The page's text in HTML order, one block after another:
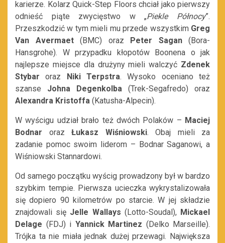
karierze. Kolarz Quick-Step Floors chciał jako pierwszy
odnieść piąte zwycięstwo w „Piekle Północy”.
Przeszkodzić w tym mieli mu przede wszystkim Greg
Van Avermaet(BMC) oraz Peter Sagan(Bora-
Hansgrohe). W przypadku kłopotów Boonena o jak
najlepsze miejsce dla drużyny mieli walczyć Zdenek
Stybar oraz Niki Terpstra. Wysoko oceniano też
szanse Johna Degenkolba (Trek-Segafredo) oraz
Alexandra Kristoffa (Katusha-Alpecin).
W wyścigu udział brało też dwóch Polaków – Maciej
Bodnar oraz Łukasz Wiśniowski. Obaj mieli za
zadanie pomoc swoim liderom – Bodnar Saganowi, a
Wiśniowski Stannardowi.
Od samego początku wyścig prowadzony był w bardzo
szybkim tempie. Pierwsza ucieczka wykrystalizowała
się dopiero 90 kilometrów po starcie. W jej składzie
znajdowali się Jelle Wallays (Lotto-Soudal), Mickael
Delage (FDJ) i Yannick Martinez (Delko Marseille).
Trójka ta nie miała jednak dużej przewagi. Największa